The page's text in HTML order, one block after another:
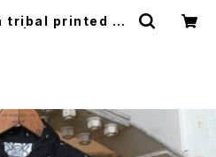
tribal printed ra